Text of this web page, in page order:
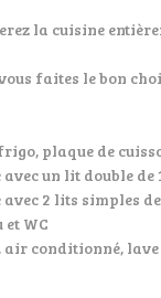
la cuisine
faites le bon
plaque de
un lit double de
2 lits simples
et WC
conditionné,